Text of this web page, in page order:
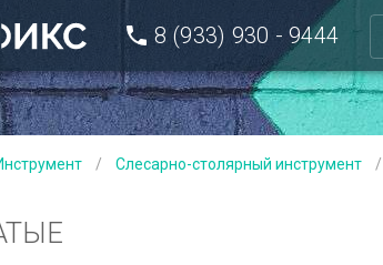
8 (933) 930 - 9444
/ Слесарно-столярный инструмент /